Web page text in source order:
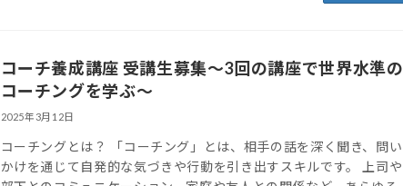
コーチ養成講座 受講生募集～3回の講座で世界水準の
コーチングを学ぶ～
2025年3月12日
コーチングとは？ 「コーチング」とは、相手の話を深く聞き、問い
かけを通じて自発的な気づきや行動を引き出すスキルです。 上司や